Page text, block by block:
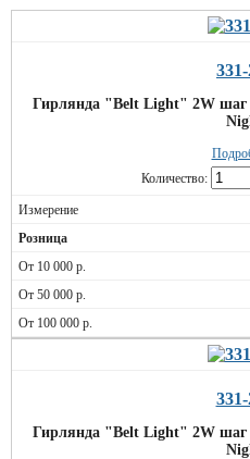
331-
Гирлянда "Belt Light" 2W шаг
Количество:
Гирлянда "Belt Light" 2W шаг